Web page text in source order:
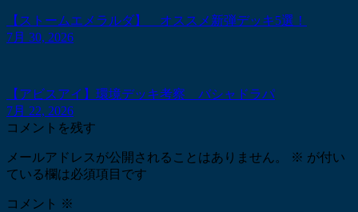
【ストームエメラルダ】 オススメ新弾デッキ5選！
7月 30, 2026
【アビスアイ】環境デッキ考察 バシャドラパ
7月 22, 2026
コメントを残す
メールアドレスが公開されることはありません。 ※ が付い
ている欄は必須項目です
コメント ※